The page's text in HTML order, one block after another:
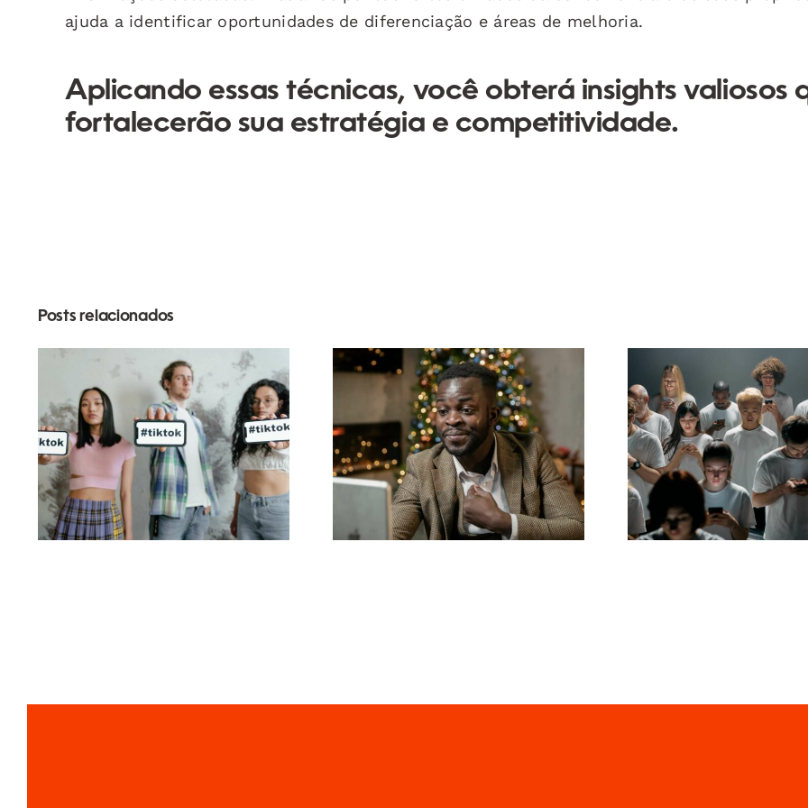
ajuda a identificar oportunidades de diferenciação e áreas de melhoria.
Aplicando essas técnicas, você obterá insights valiosos
fortalecerão sua estratégia e competitividade.
Posts relacionados
Melhores aplicativos
de edição de vídeo
para criar obras-
primas no TikTok
Como ocultar
seguidores no
LinkedIn para manter
a privacidade
Dicas para
anúncios
Facebook
convertem